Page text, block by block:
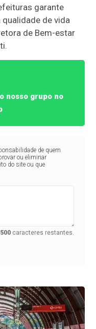
garante
de vida
de Bem-estar
nosso grupo no
de quem
ou eliminar
do site ou que
500 caracteres restantes.